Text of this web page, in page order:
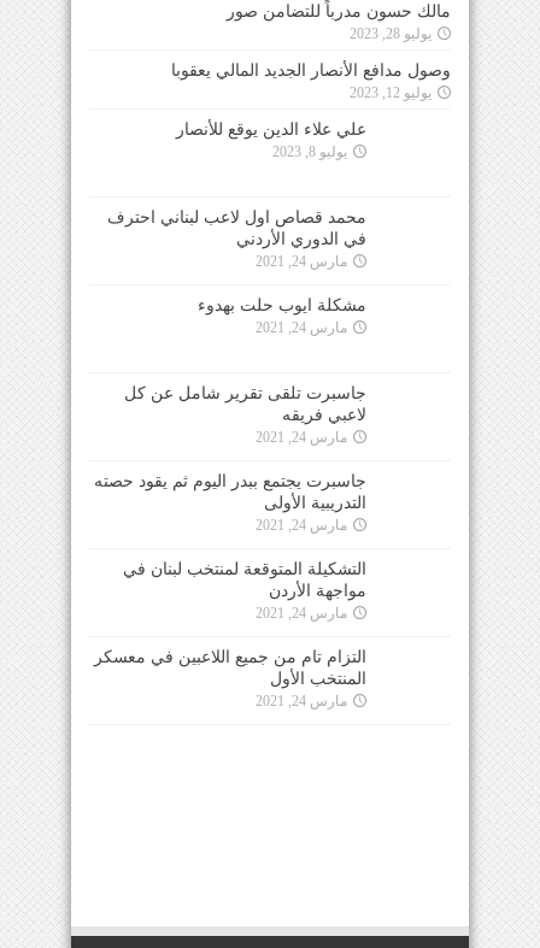
مالك حسون مدرباً للتضامن صور
يوليو 28, 2023
وصول مدافع الأنصار الجديد المالي يعقوبا
يوليو 12, 2023
علي علاء الدين يوقع للأنصار
يوليو 8, 2023
محمد قصاص اول لاعب لبناني احترف
في الدوري الأردني
مارس 24, 2021
مشكلة ايوب حلت بهدوء
مارس 24, 2021
جاسبرت تلقى تقرير شامل عن كل
لاعبي فريقه
مارس 24, 2021
جاسبرت يجتمع ببدر اليوم ثم يقود حصته
التدريبية الأولى
مارس 24, 2021
التشكيلة المتوقعة لمنتخب لبنان في
مواجهة الأردن
مارس 24, 2021
التزام تام من جميع اللاعبين في معسكر
المنتخب الأول
مارس 24, 2021